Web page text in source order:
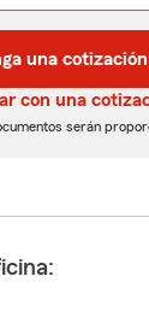
una cotización
con una
serán